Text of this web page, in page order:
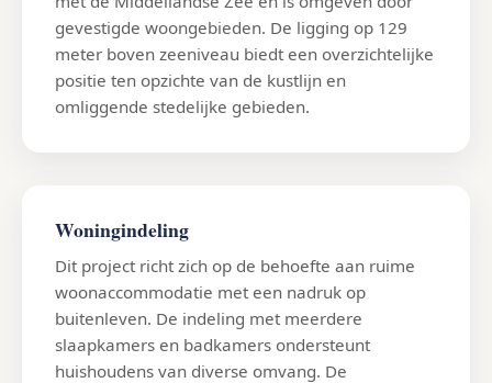
gevestigde woongebieden. De ligging op 129
meter boven zeeniveau biedt een overzichtelijke
positie ten opzichte van de kustlijn en
omliggende stedelijke gebieden.
Woningindeling
Dit project richt zich op de behoefte aan ruime
woonaccommodatie met een nadruk op
buitenleven. De indeling met meerdere
slaapkamers en badkamers ondersteunt
huishoudens van diverse omvang. De